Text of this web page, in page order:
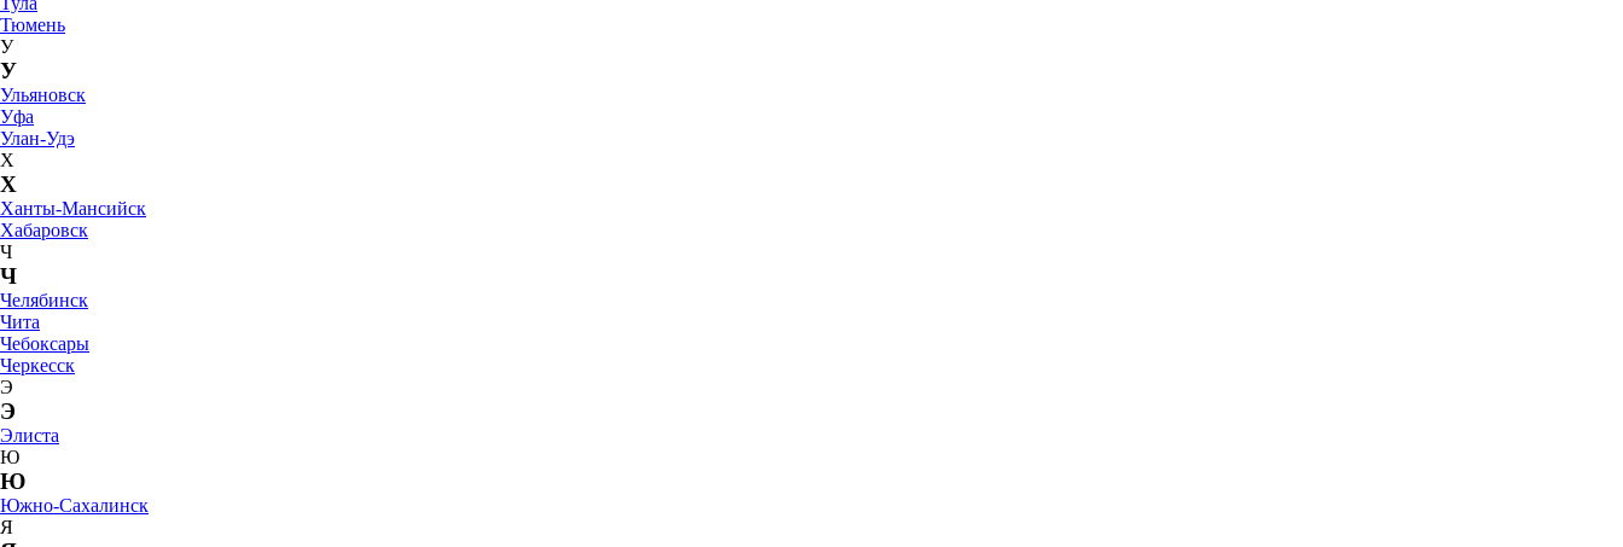
Тюмень
У
У
Ульяновск
Уфа
Улан-Удэ
Х
Х
Ханты-Мансийск
Хабаровск
Ч
Ч
Челябинск
Чита
Чебоксары
Черкесск
Э
Э
Элиста
Ю
Ю
Южно-Сахалинск
Я